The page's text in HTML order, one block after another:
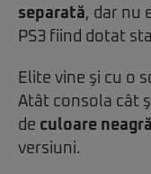
separată, dar nu
PS3 fiind dotat
Elite vine şi cu o
Atât consola cât
de culoare neagră
versiuni.